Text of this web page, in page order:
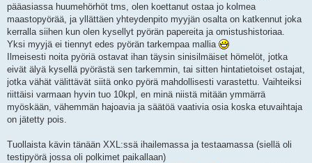
pääasiassa huumehörhöt tms, olen koettanut ostaa jo kolmea
maastopyörää, ja yllättäen yhteydenpito myyjän osalta on katkennut joka
kerralla siihen kun olen kysellyt pyörän papereita ja omistushistoriaa.
Yksi myyjä ei tiennyt edes pyörän tarkempaa mallia
Ilmeisesti noita pyöriä ostavat ihan täysin sinisilmäiset hömelöt, jotka
eivät älyä kysellä pyörästä sen tarkemmin, tai sitten hintatietoiset ostajat,
jotka vähät välittävät siitä onko pyörä mahdollisesti varastettu. Vaihteiksi
riittäisi varmaan hyvin tuo 10kpl, en minä niistä mitään ymmärrä
myöskään, vähemmän hajoavia ja säätöä vaativia osia koska etuvaihtaja
on jätetty pois.
Tuollaista kävin tänään XXL:ssä ihailemassa ja testaamassa (siellä oli
testipyörä jossa oli polkimet paikallaan)